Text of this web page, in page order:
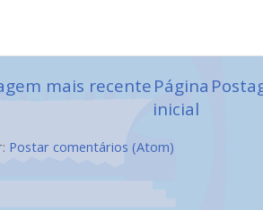
mais recentePágina
inicial
Postar comentários (Atom)